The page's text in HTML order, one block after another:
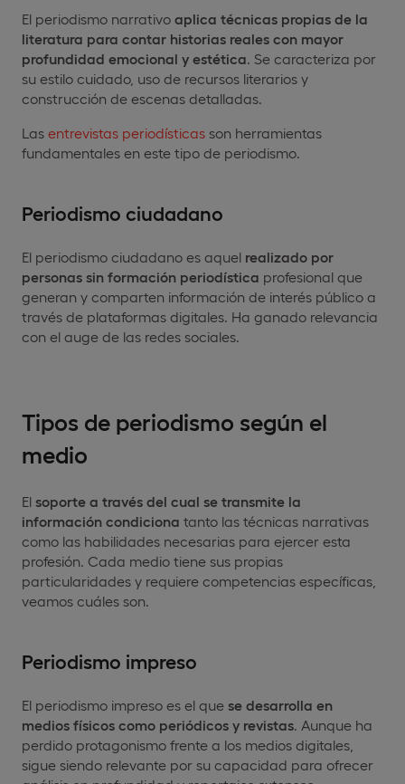
El periodismo narrativo aplica técnicas propias de la
literatura para contar historias reales con mayor
profundidad emocional y estética. Se caracteriza por
su estilo cuidado, uso de recursos literarios y
construcción de escenas detalladas.
Las entrevistas periodísticas son herramientas
fundamentales en este tipo de periodismo.
Periodismo ciudadano
El periodismo ciudadano es aquel realizado por
personas sin formación periodística profesional que
generan y comparten información de interés público a
través de plataformas digitales. Ha ganado relevancia
con el auge de las redes sociales.
Tipos de periodismo según el
medio
El soporte a través del cual se transmite la
información condiciona tanto las técnicas narrativas
como las habilidades necesarias para ejercer esta
profesión. Cada medio tiene sus propias
particularidades y requiere competencias específicas,
veamos cuáles son.
Periodismo impreso
El periodismo impreso es el que se desarrolla en
medios físicos como periódicos y revistas. Aunque ha
perdido protagonismo frente a los medios digitales,
sigue siendo relevante por su capacidad para ofrecer